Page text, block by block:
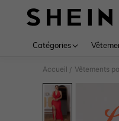
Catégories
Accueil / Vêtements